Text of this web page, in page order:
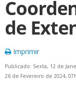
de
Imprimir
Publicado: Sexta, 12 de
26 de Fevereiro de 2024,